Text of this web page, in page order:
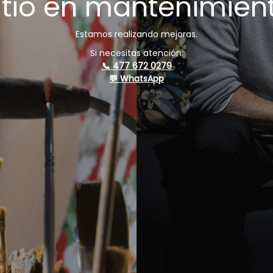
Estamos realizando mejoras.
Si necesitas atención:
📞 477 672 0279
💬 WhatsApp